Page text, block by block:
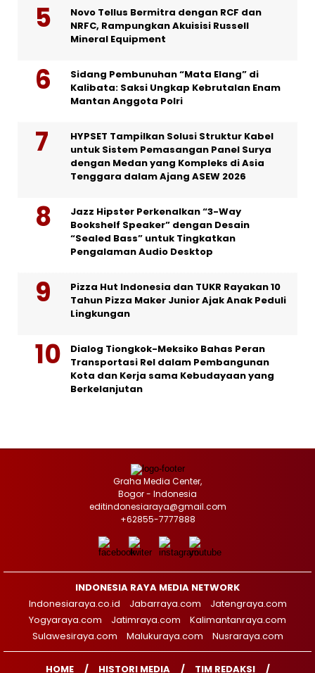
Novo Tellus Bermitra dengan RCF dan
NRFC, Rampungkan Akuisisi Russell
Mineral Equipment
Sidang Pembunuhan “Mata Elang” di
Kalibata: Saksi Ungkap Kebrutalan Enam
Mantan Anggota Polri
HYPSET Tampilkan Solusi Struktur Kabel
untuk Sistem Pemasangan Panel Surya
dengan Medan yang Kompleks di Asia
Tenggara dalam Ajang ASEW 2026
Jazz Hipster Perkenalkan “3-Way
Bookshelf Speaker” dengan Desain
“Sealed Bass” untuk Tingkatkan
Pengalaman Audio Desktop
Pizza Hut Indonesia dan TUKR Rayakan 10
Tahun Pizza Maker Junior Ajak Anak Peduli
Lingkungan
Dialog Tiongkok-Meksiko Bahas Peran
Transportasi Rel dalam Pembangunan
Kota dan Kerja sama Kebudayaan yang
Berkelanjutan
Graha Media Center,
Bogor - Indonesia
editindonesiaraya@gmail.com
+62855-7777888
INDONESIA RAYA MEDIA NETWORK
Indonesiaraya.co.id
Jabarraya.com
Jatengraya.com
Yogyaraya.com
Jatimraya.com
Kalimantanraya.com
Sulawesiraya.com
Malukuraya.com Nusraraya.com
HOME HISTORI MEDIA TIM REDAKSI